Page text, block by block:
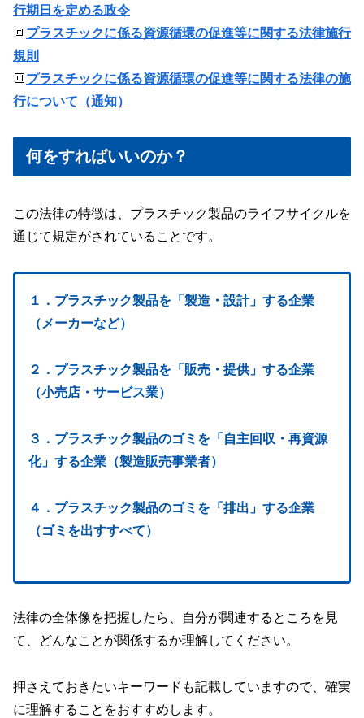
行期日を定める政令
🔳プラスチックに係る資源循環の促進等に関する法律施行
規則
🔳プラスチックに係る資源循環の促進等に関する法律の施
行について（通知）
何をすればいいのか？
この法律の特徴は、プラスチック製品のライフサイクルを
通じて規定がされていることです。
１．プラスチック製品を「製造・設計」する企業
（メーカーなど）
２．プラスチック製品を「販売・提供」する企業
（小売店・サービス業）
３．プラスチック製品のゴミを「自主回収・再資源
化」する企業（製造販売事業者）
４．プラスチック製品のゴミを「排出」する企業
（ゴミを出すすべて）
法律の全体像を把握したら、自分が関連するところを見
て、どんなことが関係するか理解してください。
押さえておきたいキーワードも記載していますので、確実
に理解することをおすすめします。